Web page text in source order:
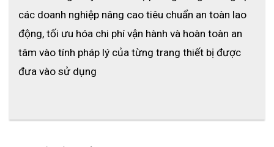
các doanh nghiệp nâng cao tiêu chuẩn an toàn lao
động, tối ưu hóa chi phí vận hành và hoàn toàn an
tâm vào tính pháp lý của từng trang thiết bị được
đưa vào sử dụng